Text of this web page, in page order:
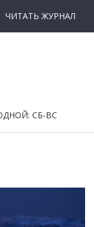
СБ-ВС
ЧИТАТЬ ЖУРНАЛ